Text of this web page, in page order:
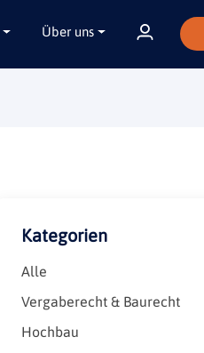
Über uns
Kategorien
Alle
Vergaberecht & Baurecht
Hochbau